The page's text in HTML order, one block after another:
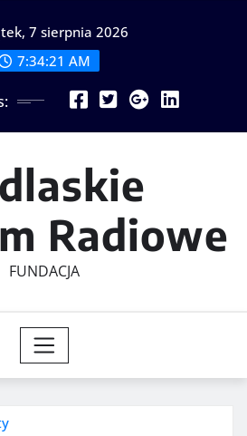
7 sierpnia 2026
7:34:21 AM
Radiowe
FUNDACJA